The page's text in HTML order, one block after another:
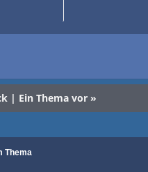
| Ein Thema vor »
Thema